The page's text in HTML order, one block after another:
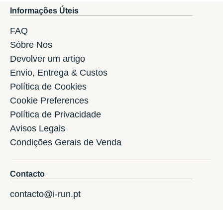
Informações Úteis
FAQ
Sóbre Nos
Devolver um artigo
Envio, Entrega & Custos
Política de Cookies
Cookie Preferences
Política de Privacidade
Avisos Legais
Condições Gerais de Venda
Contacto
contacto@i-run.pt